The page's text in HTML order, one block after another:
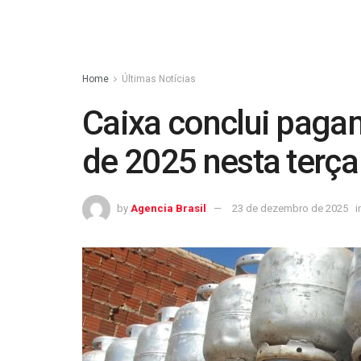
Home Últimas Notícias
Caixa conclui
de 2025 nesta terça
by Agencia Brasil 23 de dezembro de 2025